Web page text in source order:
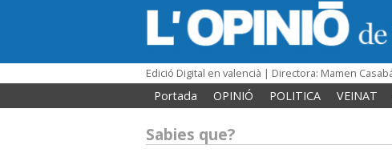
Edició Digital en valencià | Directora: Mamen
Portada OPINIÓ POLITICA VEINAT
Sabies que?